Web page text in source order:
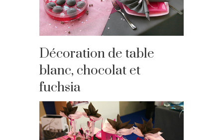
Décoration de table
blanc, chocolat et
fuchsia